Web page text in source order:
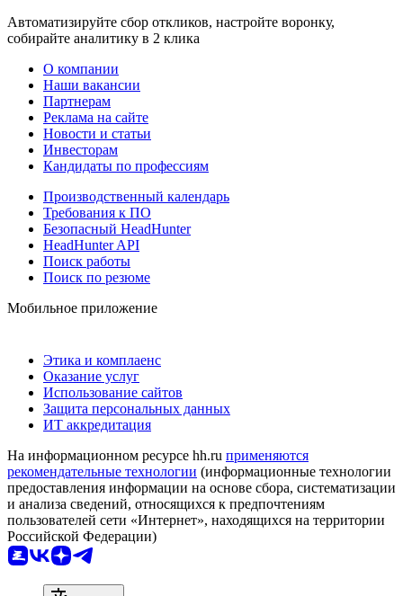
Автоматизируйте сбор откликов, настройте воронку,
собирайте аналитику в 2 клика
О компании
Наши вакансии
Партнерам
Реклама на сайте
Новости и статьи
Инвесторам
Кандидаты по профессиям
Производственный календарь
Требования к ПО
Безопасный HeadHunter
HeadHunter API
Поиск работы
Поиск по резюме
Мобильное приложение
Этика и комплаенс
Оказание услуг
Использование сайтов
Защита персональных данных
ИТ аккредитация
На информационном ресурсе hh.ru применяются
рекомендательные технологии (информационные технологии
предоставления информации на основе сбора, систематизации
и анализа сведений, относящихся к предпочтениям
пользователей сети «Интернет», находящихся на территории
Российской Федерации)